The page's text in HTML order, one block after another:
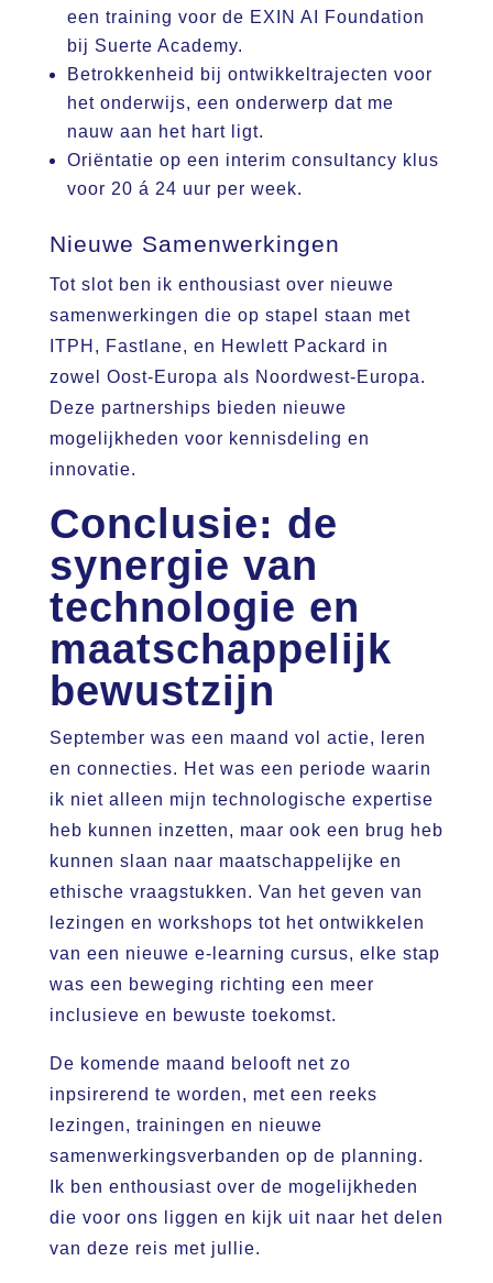
een training voor de EXIN AI Foundation
bij Suerte Academy.
Betrokkenheid bij ontwikkeltrajecten voor
het onderwijs, een onderwerp dat me
nauw aan het hart ligt.
Oriëntatie op een interim consultancy klus
voor 20 á 24 uur per week.
Nieuwe Samenwerkingen
Tot slot ben ik enthousiast over nieuwe
samenwerkingen die op stapel staan met
ITPH, Fastlane, en Hewlett Packard in
zowel Oost-Europa als Noordwest-Europa.
Deze partnerships bieden nieuwe
mogelijkheden voor kennisdeling en
innovatie.
Conclusie: de
synergie van
technologie en
maatschappelijk
bewustzijn
September was een maand vol actie, leren
en connecties. Het was een periode waarin
ik niet alleen mijn technologische expertise
heb kunnen inzetten, maar ook een brug heb
kunnen slaan naar maatschappelijke en
ethische vraagstukken. Van het geven van
lezingen en workshops tot het ontwikkelen
van een nieuwe e-learning cursus, elke stap
was een beweging richting een meer
inclusieve en bewuste toekomst.
De komende maand belooft net zo
inpsirerend te worden, met een reeks
lezingen, trainingen en nieuwe
samenwerkingsverbanden op de planning.
Ik ben enthousiast over de mogelijkheden
die voor ons liggen en kijk uit naar het delen
van deze reis met jullie.